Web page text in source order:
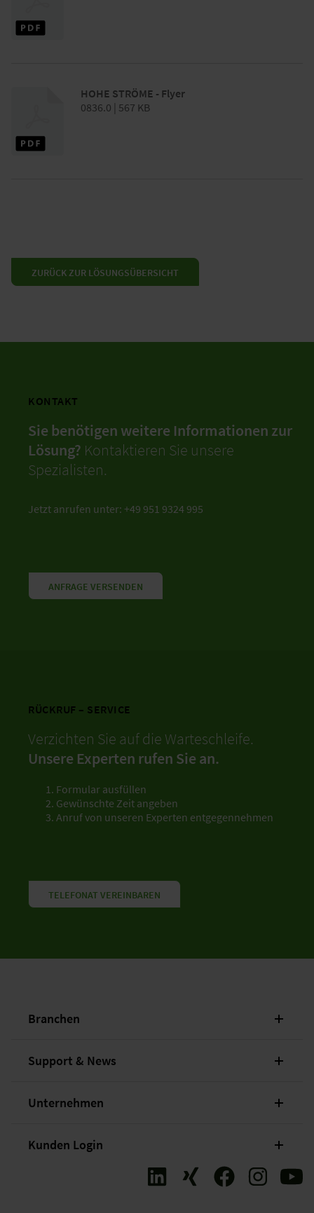
HOHE STRÖME - Flyer
0836.0 | 567 KB
ZURÜCK ZUR LÖSUNGSÜBERSICHT
KONTAKT
Sie benötigen weitere Informationen zur
Lösung? Kontaktieren Sie unsere
Spezialisten.
Jetzt anrufen unter: +49 951 9324 995
ANFRAGE VERSENDEN
RÜCKRUF – SERVICE
Verzichten Sie auf die Warteschleife.
Unsere Experten rufen Sie an.
Formular ausfüllen
Gewünschte Zeit angeben
Anruf von unseren Experten entgegennehmen
TELEFONAT VEREINBAREN
Branchen
Support & News
Unternehmen
Kunden Login